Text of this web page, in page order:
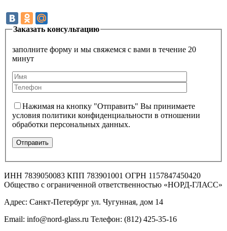
Заказать консультацию
заполните форму и мы свяжемся с вами в течение 20
минут
Нажимая на кнопку "Отправить" Вы принимаете
условия политики конфиденциальности в отношении
обработки персональных данных.
ИНН 7839050083 КПП 783901001 ОГРН 1157847450420
Общество с ограниченной ответственностью «НОРД-ГЛАСС»
Адрес: Санкт-Петербург ул. Чугунная, дом 14
Email: info@nord-glass.ru Телефон: (812) 425-35-16